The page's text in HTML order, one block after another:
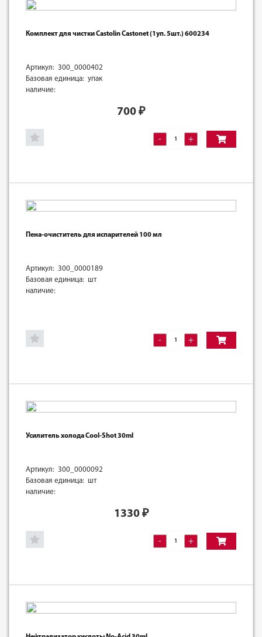
Комплект для чистки Castolin Castonet (1уп. 5шт.) 600234
Артикул: 300_0000402
Базовая единица: упак
наличие:
700 ₽
- +
Пена-очиститель для испарителей 100 мл
Артикул: 300_0000189
Базовая единица: шт
наличие:
- +
Усилитель холода Cool-Shot 30ml
Артикул: 300_0000092
Базовая единица: шт
наличие:
1330₽
- +